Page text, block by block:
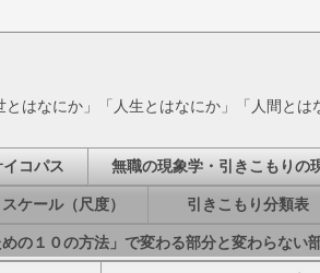
はなにか」「人生とはなにか」「人間と
コパス 無職の現象学・引きこもりの
ケール（尺度） 引きこもり分類表
めの１０の方法」で変わる部分と変わらない